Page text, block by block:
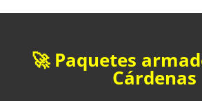
🚀 Paquetes
Cárdenas